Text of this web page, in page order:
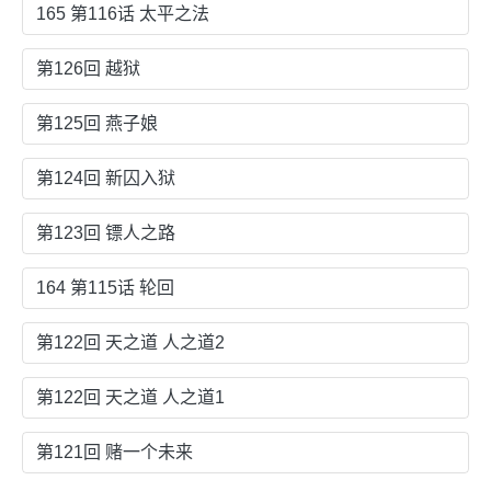
165 第116话 太平之法
第126回 越狱
第125回 燕子娘
第124回 新囚入狱
第123回 镖人之路
164 第115话 轮回
第122回 天之道 人之道2
第122回 天之道 人之道1
第121回 赌一个未来